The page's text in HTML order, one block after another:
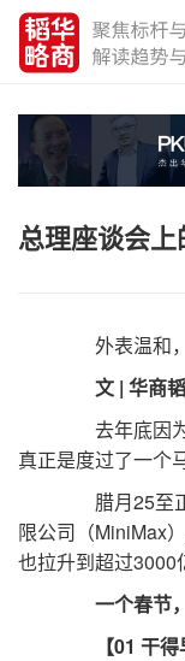
总理座谈会
外表温和，
文 | 华商
去年底因为
真正是度过了一个
腊月25至正
限公司（MiniMax
也拉升到超过3000
一个春节
【01 干得